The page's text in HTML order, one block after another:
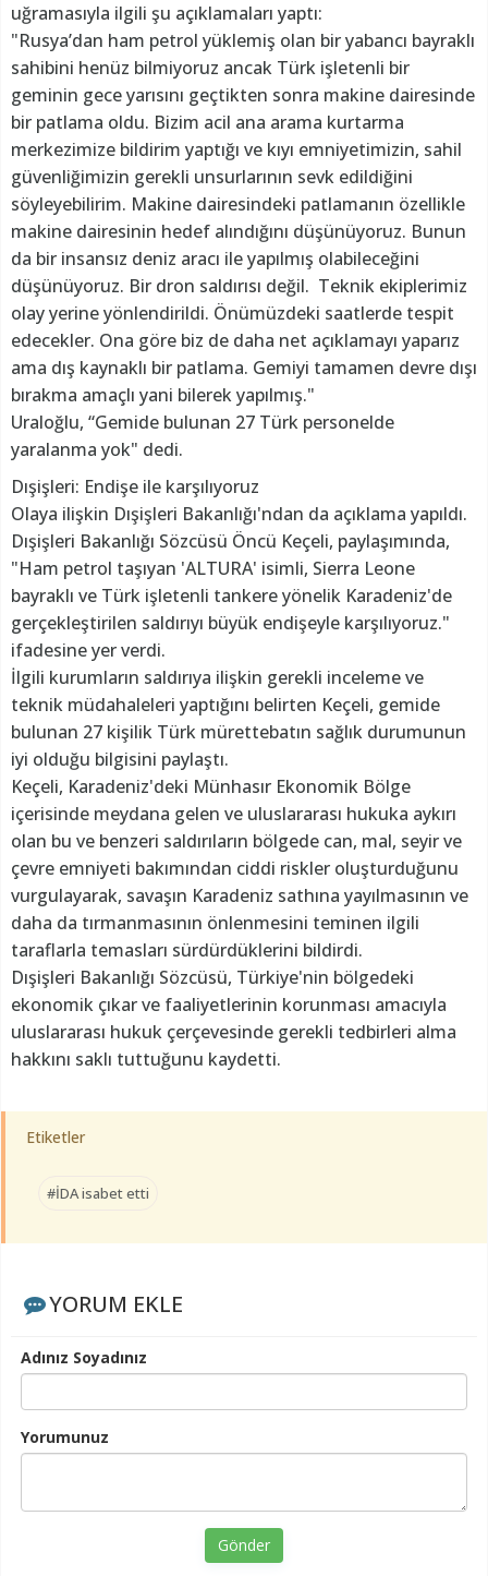
uğramasıyla ilgili şu açıklamaları yaptı:
"Rusya’dan ham petrol yüklemiş olan bir yabancı bayraklı
sahibini henüz bilmiyoruz ancak Türk işletenli bir
geminin gece yarısını geçtikten sonra makine dairesinde
bir patlama oldu. Bizim acil ana arama kurtarma
merkezimize bildirim yaptığı ve kıyı emniyetimizin, sahil
güvenliğimizin gerekli unsurlarının sevk edildiğini
söyleyebilirim. Makine dairesindeki patlamanın özellikle
makine dairesinin hedef alındığını düşünüyoruz. Bunun
da bir insansız deniz aracı ile yapılmış olabileceğini
düşünüyoruz. Bir dron saldırısı değil. Teknik ekiplerimiz
olay yerine yönlendirildi. Önümüzdeki saatlerde tespit
edecekler. Ona göre biz de daha net açıklamayı yaparız
ama dış kaynaklı bir patlama. Gemiyi tamamen devre dışı
bırakma amaçlı yani bilerek yapılmış."
Uraloğlu, “Gemide bulunan 27 Türk personelde
yaralanma yok" dedi.
Dışişleri: Endişe ile karşılıyoruz
Olaya ilişkin Dışişleri Bakanlığı'ndan da açıklama yapıldı.
Dışişleri Bakanlığı Sözcüsü Öncü Keçeli, paylaşımında,
"Ham petrol taşıyan 'ALTURA' isimli, Sierra Leone
bayraklı ve Türk işletenli tankere yönelik Karadeniz'de
gerçekleştirilen saldırıyı büyük endişeyle karşılıyoruz."
ifadesine yer verdi.
İlgili kurumların saldırıya ilişkin gerekli inceleme ve
teknik müdahaleleri yaptığını belirten Keçeli, gemide
bulunan 27 kişilik Türk mürettebatın sağlık durumunun
iyi olduğu bilgisini paylaştı.
Keçeli, Karadeniz'deki Münhasır Ekonomik Bölge
içerisinde meydana gelen ve uluslararası hukuka aykırı
olan bu ve benzeri saldırıların bölgede can, mal, seyir ve
çevre emniyeti bakımından ciddi riskler oluşturduğunu
vurgulayarak, savaşın Karadeniz sathına yayılmasının ve
daha da tırmanmasının önlenmesini teminen ilgili
taraflarla temasları sürdürdüklerini bildirdi.
Dışişleri Bakanlığı Sözcüsü, Türkiye'nin bölgedeki
ekonomik çıkar ve faaliyetlerinin korunması amacıyla
uluslararası hukuk çerçevesinde gerekli tedbirleri alma
hakkını saklı tuttuğunu kaydetti.
Etiketler
#İDA isabet etti
YORUM EKLE
Adınız Soyadınız
Yorumunuz
Gönder